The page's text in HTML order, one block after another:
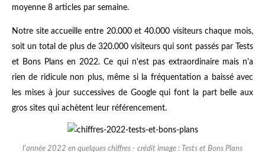
moyenne 8 articles par semaine.
Notre site accueille entre 20.000 et 40.000 visiteurs chaque mois,
soit un total de plus de 320.000 visiteurs qui sont passés par Tests
et Bons Plans en 2022. Ce qui n'est pas extraordinaire mais n'a
rien de ridicule non plus, même si la fréquentation a baissé avec
les mises à jour successives de Google qui font la part belle aux
gros sites qui achètent leur référencement.
l'année 2022 en quelques chiffres - crédit image : Tests et Bons Plans